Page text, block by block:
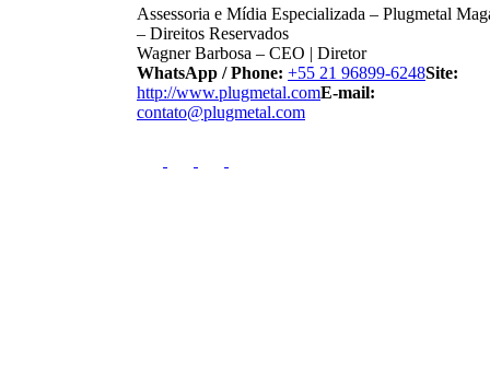
Assessoria e Mídia Especializada – Plugmetal
– Direitos Reservados
Wagner Barbosa – CEO | Diretor
WhatsApp / Phone: +55 21 96899-6248Site:
http://www.plugmetal.comE-mail:
contato@plugmetal.com